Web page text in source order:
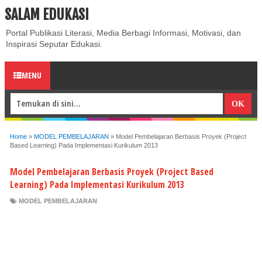
ABOUT CONTACT US
SALAM EDUKASI
Portal Publikasi Literasi, Media Berbagi Informasi, Motivasi, dan
Inspirasi Seputar Edukasi.
MENU
Home » MODEL PEMBELAJARAN » Model Pembelajaran Berbasis Proyek (Project
Based Learning) Pada Implementasi Kurikulum 2013
Model Pembelajaran Berbasis Proyek (Project Based
Learning) Pada Implementasi Kurikulum 2013
MODEL PEMBELAJARAN